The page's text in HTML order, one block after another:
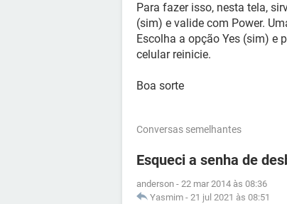
Para fazer isso, nesta tela,
(sim) e valide com Power.
Escolha a opção Yes (sim) e
celular reinicie.
Boa sorte
Conversas semelhantes
Esqueci a senha de
anderson - 22 mar 2014 às 08:36
Yasmim - 21 jul 2021 às 08:51